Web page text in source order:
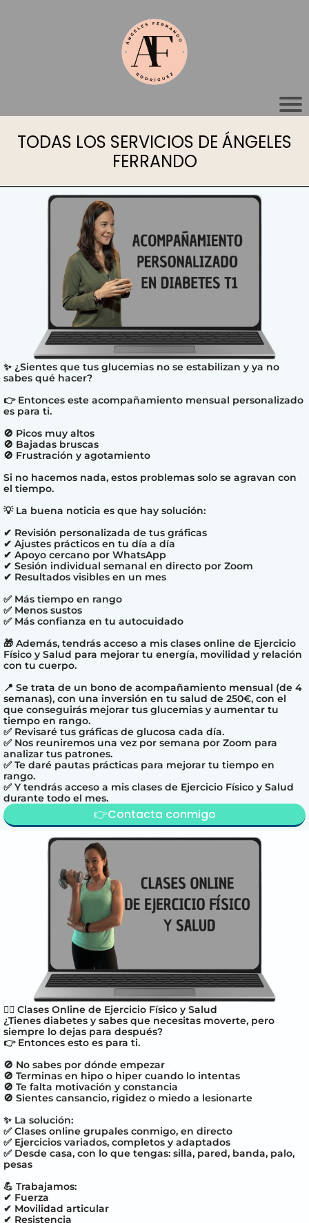
TODAS LOS SERVICIOS DE ÁNGELES
FERRANDO
✨ ¿Sientes que tus glucemias no se estabilizan y ya no
sabes qué hacer?
👉 Entonces este acompañamiento mensual personalizado
es para ti.
🚫 Picos muy altos
🚫 Bajadas bruscas
🚫 Frustración y agotamiento
Si no hacemos nada, estos problemas solo se agravan con
el tiempo.
💡 La buena noticia es que hay solución:
✔ Revisión personalizada de tus gráficas
✔ Ajustes prácticos en tu día a día
✔ Apoyo cercano por WhatsApp
✔ Sesión individual semanal en directo por Zoom
✔ Resultados visibles en un mes
✅ Más tiempo en rango
✅ Menos sustos
✅ Más confianza en tu autocuidado
🎁 Además, tendrás acceso a mis clases online de Ejercicio
Físico y Salud para mejorar tu energía, movilidad y relación
con tu cuerpo.
📍 Se trata de un bono de acompañamiento mensual (de 4
semanas), con una inversión en tu salud de 250€, con el
que conseguirás mejorar tus glucemias y aumentar tu
tiempo en rango.
✅ Revisaré tus gráficas de glucosa cada día.
✅ Nos reuniremos una vez por semana por Zoom para
analizar tus patrones.
✅ Te daré pautas prácticas para mejorar tu tiempo en
rango.
✅ Y tendrás acceso a mis clases de Ejercicio Físico y Salud
durante todo el mes.
👉Contacta conmigo
🏋‍♀ Clases Online de Ejercicio Físico y Salud
¿Tienes diabetes y sabes que necesitas moverte, pero
siempre lo dejas para después?
👉 Entonces esto es para ti.
🚫 No sabes por dónde empezar
🚫 Terminas en hipo o hiper cuando lo intentas
🚫 Te falta motivación y constancia
🚫 Sientes cansancio, rigidez o miedo a lesionarte
✨ La solución:
✅ Clases online grupales conmigo, en directo
✅ Ejercicios variados, completos y adaptados
✅ Desde casa, con lo que tengas: silla, pared, banda, palo,
pesas
💪 Trabajamos:
✔ Fuerza
✔ Movilidad articular
✔ Resistencia